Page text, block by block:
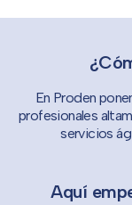
En Proden
profesionales
servicios
Aquí